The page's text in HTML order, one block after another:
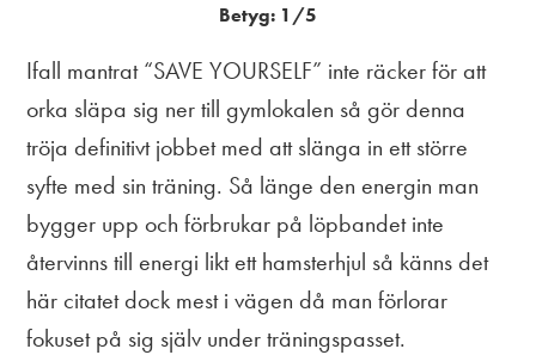
Betyg: 1/5
Ifall mantrat “SAVE YOURSELF” inte räcker för att
orka släpa sig ner till gymlokalen så gör denna
tröja definitivt jobbet med att slänga in ett större
syfte med sin träning. Så länge den energin man
bygger upp och förbrukar på löpbandet inte
återvinns till energi likt ett hamsterhjul så känns det
här citatet dock mest i vägen då man förlorar
fokuset på sig själv under träningspasset.